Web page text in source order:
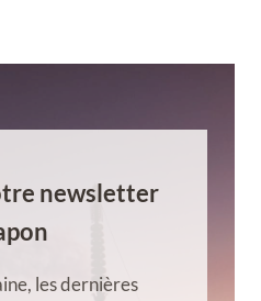
newsletter
les dernières